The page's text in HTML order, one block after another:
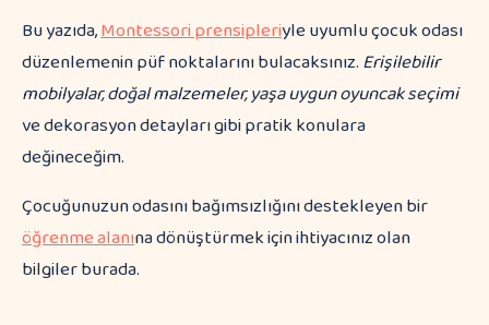
Bu yazıda,Montessori prensipleriyle uyumlu çocuk odası
düzenlemenin püf noktalarını bulacaksınız.Erişilebilir
mobilyalar, doğal malzemeler, yaşa uygun oyuncak seçimi
ve dekorasyon detayları gibi pratik konulara
değineceğim.
Çocuğunuzun odasını bağımsızlığını destekleyen bir
öğrenme alanına dönüştürmek için ihtiyacınız olan
bilgiler burada.